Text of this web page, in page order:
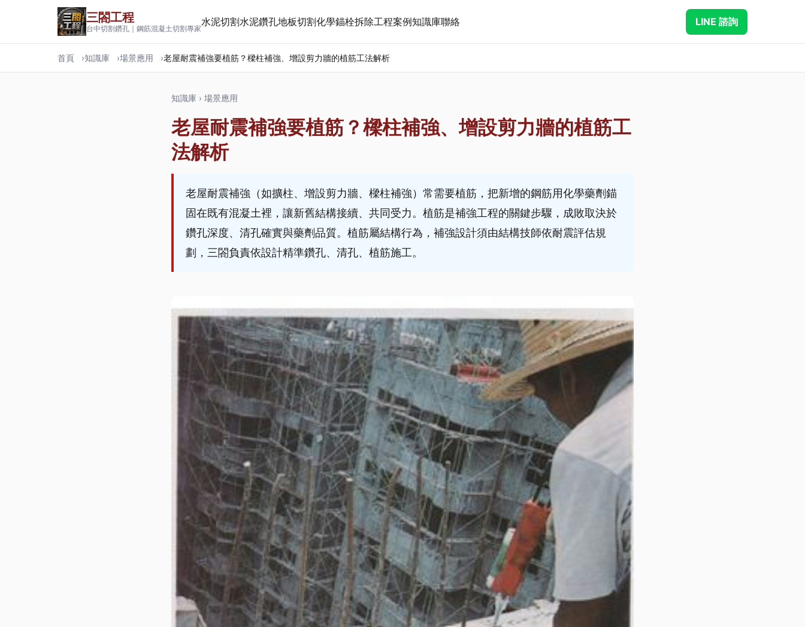
三閤工程
台中切割鑽孔｜鋼筋混凝土切割專家
水泥切割水泥鑽孔地板切割化學錨栓拆除工程案例知識庫聯絡 LINE 諮詢
首頁 知識庫 場景應用 老屋耐震補強要植筋？樑柱補強、增設剪力牆的植筋工法解析
知識庫 › 場景應用
老屋耐震補強要植筋？樑柱補強、增設剪力牆的植筋工
法解析
老屋耐震補強（如擴柱、增設剪力牆、樑柱補強）常需要植筋，把新增的鋼筋用化學藥劑錨
固在既有混凝土裡，讓新舊結構接續、共同受力。植筋是補強工程的關鍵步驟，成敗取決於
鑽孔深度、清孔確實與藥劑品質。植筋屬結構行為，補強設計須由結構技師依耐震評估規
劃，三閤負責依設計精準鑽孔、清孔、植筋施工。